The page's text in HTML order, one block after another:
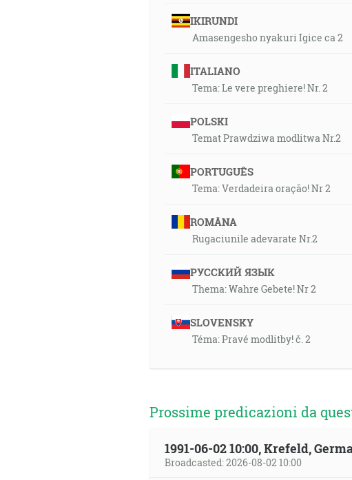
IKIRUNDI
Amasengesho nyakuri Igice ca 2
ITALIANO
Tema: Le vere preghiere! Nr. 2
POLSKI
Temat Prawdziwa modlitwa Nr.2
PORTUGUÊS
Tema: Verdadeira oração! Nr 2
ROMÂNA
Rugaciunile adevarate Nr.2
РУССКИЙ ЯЗЫК
Thema: Wahre Gebete! Nr 2
SLOVENSKY
Téma: Pravé modlitby! č. 2
Prossime predicazioni da
1991-06-02 10:00, Krefeld,
Broadcasted: 2026-08-02 10:00